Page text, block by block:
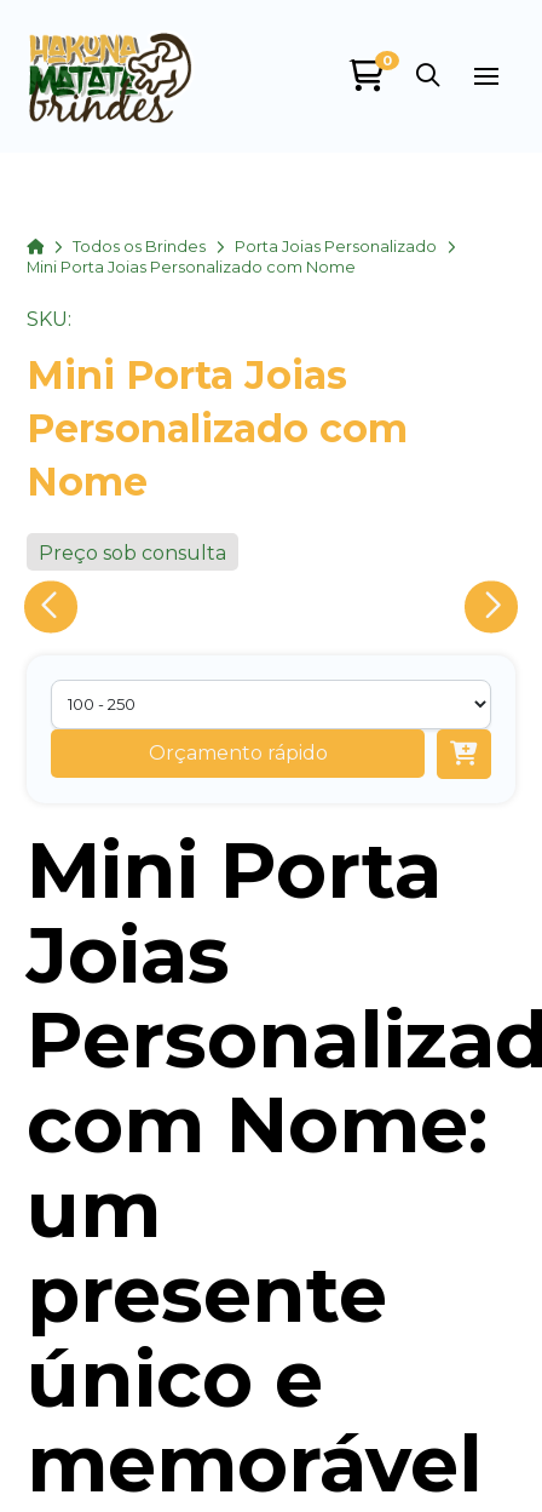
0
HomeTodos os Brindes
Porta Joias Personalizado
Mini Porta Joias Personalizado com Nome
SKU:
Mini Porta Joias
Personalizado com
Nome
Preço sob consulta
Orçamento rápido
Mini Porta
Joias
com Nome:
um
presente
único e
memorável